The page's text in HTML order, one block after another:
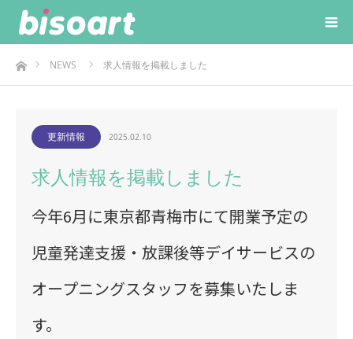
ホームNEWS 求人情報を掲載しました
更新情報 2025.02.10
求人情報を掲載しました
今年6月に東京都青梅市にて開業予定の
児童発達支援・放課後等デイサービスの
オープニングスタッフを募集いたしま
す。